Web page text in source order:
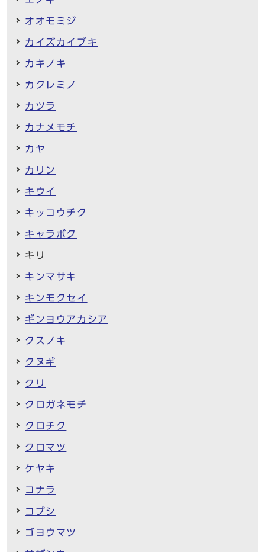
オオモミジ
カイズカイブキ
カキノキ
カクレミノ
カツラ
カナメモチ
カヤ
カリン
キウイ
キッコウチク
キャラボク
キリ
キンマサキ
キンモクセイ
ギンヨウアカシア
クスノキ
クヌギ
クリ
クロガネモチ
クロチク
クロマツ
ケヤキ
コナラ
コブシ
ゴヨウマツ